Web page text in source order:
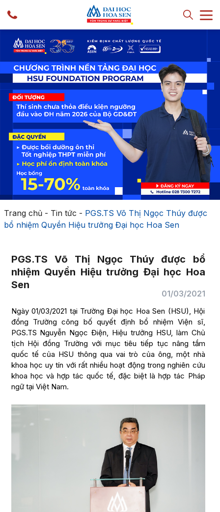
Trang chủ- Tin tức - PGS.TS Võ Thị Ngọc Thúy được
bổ nhiệm Quyền Hiệu trưởng Đại học Hoa Sen
PGS.TS Võ Thị Ngọc Thúy được bổ
nhiệm Quyền Hiệu trưởng Đại học Hoa
Sen
01/03/2021
Ngày 01/03/2021 tại Trường Đại học Hoa Sen (HSU), Hội
đồng Trường công bố quyết định bổ nhiệm Viện sĩ,
PGS.TS Nguyễn Ngọc Điện, Hiệu trưởng HSU, làm Chủ
tịch Hội đồng Trường với mục tiêu tiếp tục nâng tầm
quốc tế của HSU thông qua vai trò của ông, một nhà
khoa học uy tín với rất nhiều hoạt động trong nghiên cứu
khoa học và hợp tác quốc tế, đặc biệt là hợp tác Pháp
ngữ tại Việt Nam.